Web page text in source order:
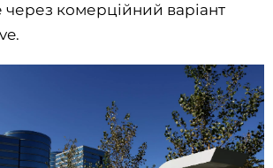
через комерційний варіант